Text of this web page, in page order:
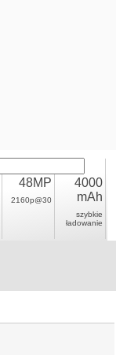
48MP
2160p@30
4000
mAh
szybkie
ładowanie